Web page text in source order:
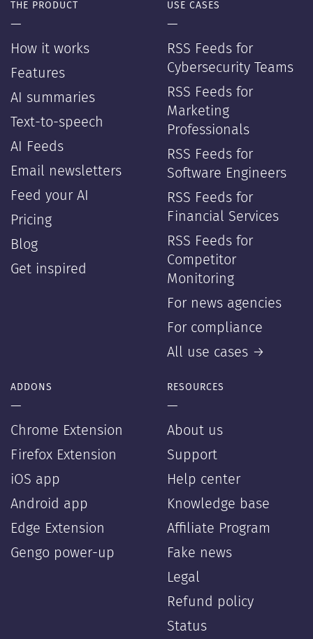
THE PRODUCT
—
How it works
Features
AI summaries
Text-to-speech
AI Feeds
Email newsletters
Feed your AI
Pricing
Blog
Get inspired
USE CASES
—
RSS Feeds for
Cybersecurity Teams
RSS Feeds for
Marketing
Professionals
RSS Feeds for
Software Engineers
RSS Feeds for
Financial Services
RSS Feeds for
Competitor
Monitoring
For news agencies
For compliance
All use cases →
ADDONS
—
Chrome Extension
Firefox Extension
iOS app
Android app
Edge Extension
Gengo power-up
RESOURCES
—
About us
Support
Help center
Knowledge base
Affiliate Program
Fake news
Legal
Refund policy
Status